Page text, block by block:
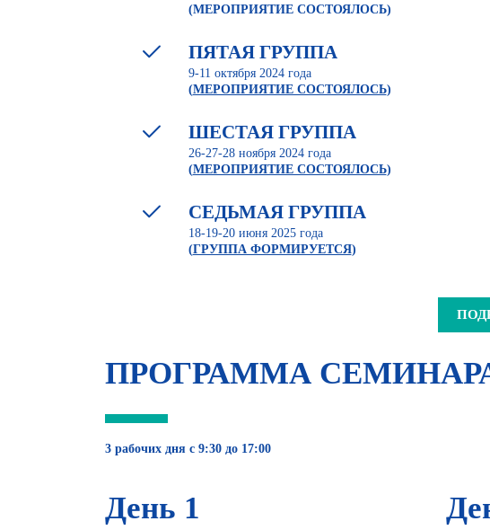
(МЕРОПРИЯТИЕ СОСТОЯЛОСЬ)
ПЯТАЯ ГРУППА
9-11 октября 2024 года
(МЕРОПРИЯТИЕ СОСТОЯЛОСЬ)
ШЕСТАЯ ГРУППА
26-27-28 ноября 2024 года
(МЕРОПРИЯТИЕ СОСТОЯЛОСЬ)
СЕДЬМАЯ ГРУППА
18-19-20 июня 2025 года
(ГРУППА ФОРМИРУЕТСЯ)
ПРОГРАММА
3 рабочих дня с 9:30 до 17:00
День 1